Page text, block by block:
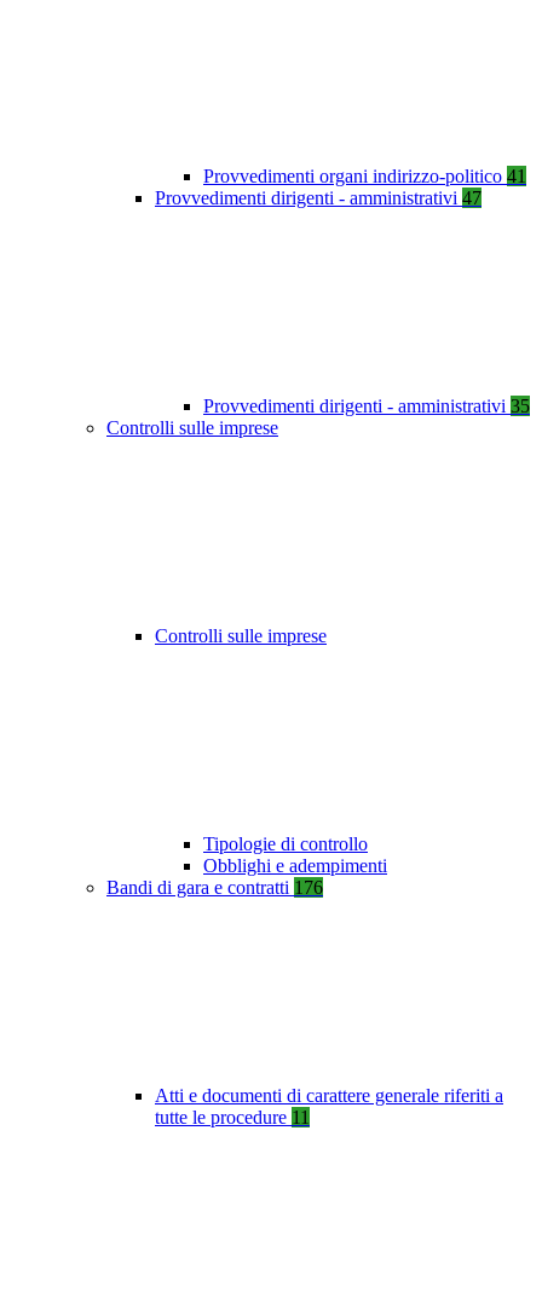
Provvedimenti organi indirizzo-politico 41
Provvedimenti dirigenti - amministrativi 47
Provvedimenti dirigenti - amministrativi 35
Controlli sulle imprese
Controlli sulle imprese
Tipologie di controllo
Obblighi e adempimenti
Bandi di gara e contratti 176
Atti e documenti di carattere generale riferiti a
tutte le procedure 11